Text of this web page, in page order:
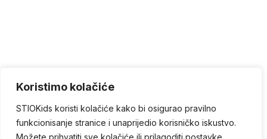
Koristimo kolačiće
STIOKids koristi kolačiće kako bi osigurao pravilno
funkcionisanje stranice i unaprijedio korisničko iskustvo.
Možete prihvatiti sve kolačiće ili prilagoditi postavke.